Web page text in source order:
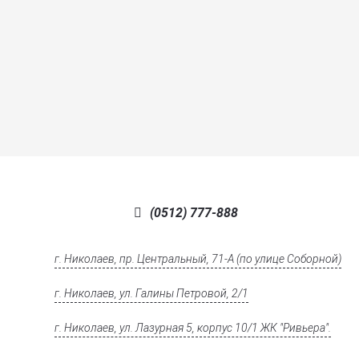
(0512) 777-888
г. Николаев, пр. Центральный, 71-А (по улице Соборной)
г. Николаев, ул. Галины Петровой, 2/1
г. Николаев, ул. Лазурная 5, корпус 10/1 ЖК "Ривьера".